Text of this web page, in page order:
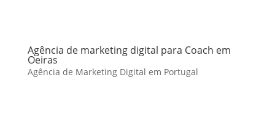
Agência de marketing digital para Coach em
Oeiras
Agência de Marketing Digital em Portugal